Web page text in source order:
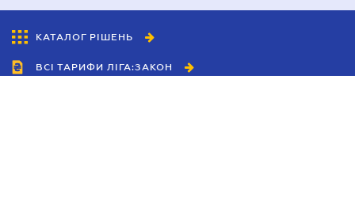
КАТАЛОГ РІШЕНЬ
ВСІ ТАРИФИ ЛІГА:ЗАКОН